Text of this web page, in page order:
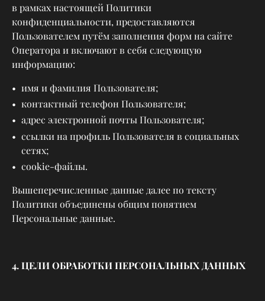
в рамках настоящей Политики
конфиденциальности, предоставляются
Пользователем путём заполнения форм на сайте
Оператора и включают в себя следующую
информацию:
имя и фамилия Пользователя;
контактный телефон Пользователя;
адрес электронной почты Пользователя;
ссылки на профиль Пользователя в социальных
сетях;
cookie-файлы.
Вышеперечисленные данные далее по тексту
Политики объединены общим понятием
Персональные данные.
4. ЦЕЛИ ОБРАБОТКИ ПЕРСОНАЛЬНЫХ ДАННЫХ